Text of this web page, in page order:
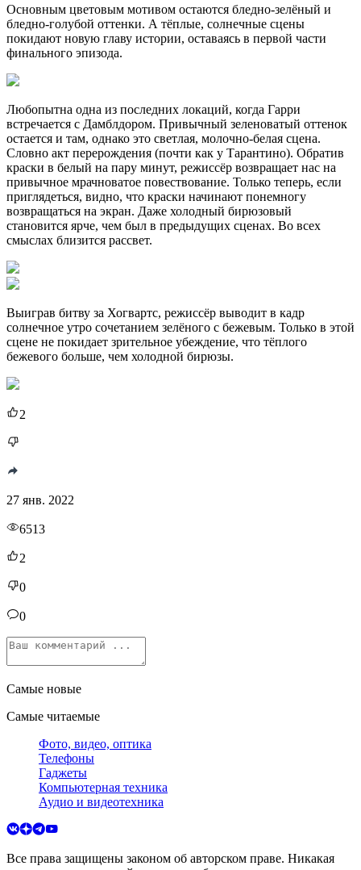
Основным цветовым мотивом остаются бледно-зелёный и
бледно-голубой оттенки. А тёплые, солнечные сцены
покидают новую главу истории, оставаясь в первой части
финального эпизода.
Любопытна одна из последних локаций, когда Гарри
встречается с Дамблдором. Привычный зеленоватый оттенок
остается и там, однако это светлая, молочно-белая сцена.
Словно акт перерождения (почти как у Тарантино). Обратив
краски в белый на пару минут, режиссёр возвращает нас на
привычное мрачноватое повествование. Только теперь, если
приглядеться, видно, что краски начинают понемногу
возвращаться на экран. Даже холодный бирюзовый
становится ярче, чем был в предыдущих сценах. Во всех
смыслах близится рассвет.
Выиграв битву за Хогвартс, режиссёр выводит в кадр
солнечное утро сочетанием зелёного с бежевым. Только в этой
сцене не покидает зрительное убеждение, что тёплого
бежевого больше, чем холодной бирюзы.
2
27 янв. 2022
6513
2
0
0
Самые новые
Самые читаемые
Фото, видео, оптика
Телефоны
Гаджеты
Компьютерная техника
Аудио и видеотехника
Все права защищены законом об авторском праве. Никакая